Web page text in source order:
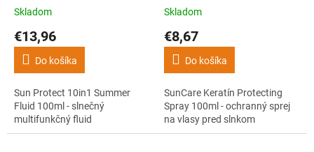
multifunkčný fluid
Skladom
€13,96
Do košíka
Sun Protect 10in1 Summer
Fluid 100ml - slnečný
multifunkčný fluid
vlasy pred slnkom
Skladom
€8,67
Do košíka
SunCare Keratín Protecting
Spray 100ml - ochranný sprej
na vlasy pred slnkom